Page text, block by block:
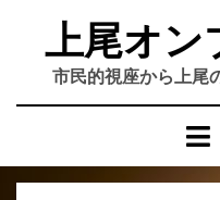
上尾オン
市民的視座から上尾